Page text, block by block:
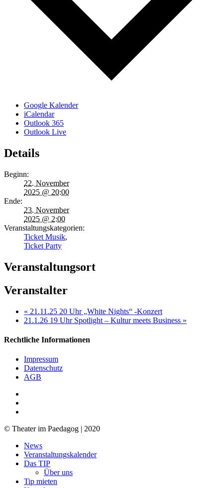
Google Kalender
iCalendar
Outlook 365
Outlook Live
Details
Beginn:
22. November
2025 @ 20:00
Ende:
23. November
2025 @ 2:00
Veranstaltungskategorien:
Ticket Musik,
Ticket Party
Veranstaltungsort
Veranstalter
« 21.11.25 20 Uhr „White Nights“ -Konzert
21.1.26 19 Uhr Spotlight – Kultur meets Business »
Rechtliche Informationen
Impressum
Datenschutz
AGB
© Theater im Paedagog | 2020
Close
Menu
News
Veranstaltungskalender
Das TIP
Über uns
Tip mieten